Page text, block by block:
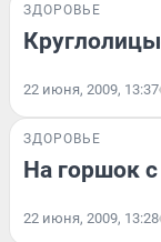
ЗДОРОВЬЕ
22 июня, 2009, 13:37
ЗДОРОВЬЕ
На горшок с
22 июня, 2009, 13:28